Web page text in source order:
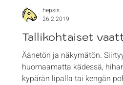
Tallikohtaiset
Äänetön ja näkymätön.
huomaamatta kädessä, hihan
kypärän lipalla tai kengän
hepsis
26.2.2019